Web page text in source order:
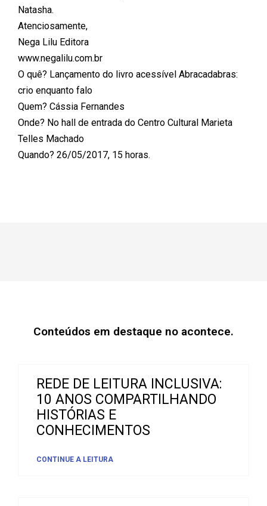
Natasha.
Atenciosamente,
Nega Lilu Editora
www.negalilu.com.br
O quê? Lançamento do livro acessível Abracadabras:
crio enquanto falo
Quem? Cássia Fernandes
Onde? No hall de entrada do Centro Cultural Marieta
Telles Machado
Quando? 26/05/2017, 15 horas.
Conteúdos em destaque no acontece.
REDE DE LEITURA INCLUSIVA:
10 ANOS COMPARTILHANDO
HISTÓRIAS E
CONHECIMENTOS
CONTINUE A LEITURA